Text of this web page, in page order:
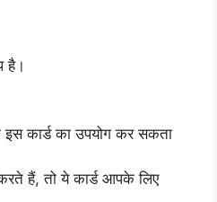
है।
कार्ड का उपयोग कर सकता
हैं, तो ये कार्ड आपके लिए